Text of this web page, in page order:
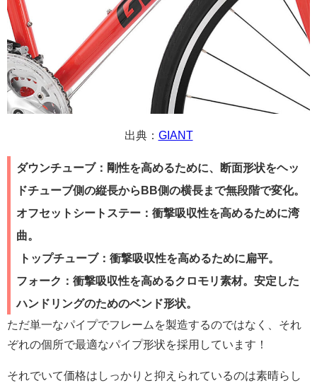
出典： GIANT
ダウンチューブ：剛性を高めるために、断面形状をヘッ
ドチューブ側の縦長からBB側の横長まで無段階で変化。
オフセットシートステー：衝撃吸収性を高めるために湾
曲。
トップチューブ：衝撃吸収性を高めるために扁平。
フォーク：衝撃吸収性を高めるクロモリ素材。安定した
ハンドリングのためのベンド形状。
ただ単一なパイプでフレームを製造するのではなく、それ
ぞれの個所で最適なパイプ形状を採用しています！
それでいて価格はしっかりと抑えられているのは素晴らし